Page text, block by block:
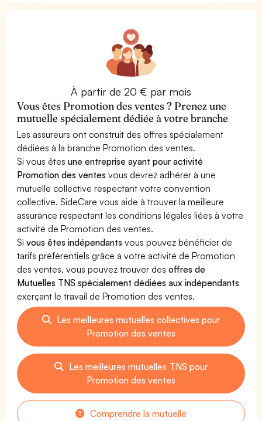
À partir de 20 € par mois
Vous êtes Promotion des ventes ? Prenez une
mutuelle spécialement dédiée à votre branche
Les assureurs ont construit des offres spécialement
dédiées à la branche Promotion des ventes.
Si vous êtesune entreprise ayant pour activité
Promotion des ventes vous devrez adhérer à une
mutuelle collective respectant votre convention
collective. SideCare vous aide à trouver la meilleure
assurance respectant les conditions légales liées à votre
activité de Promotion des ventes.
Sivous êtes indépendants vous pouvez bénéficier de
tarifs préférentiels grâce à votre activité de Promotion
des ventes, vous pouvez trouver desoffres de
Mutuelles TNS spécialement dédiées aux indépendants
exerçant le travail de Promotion des ventes.
Les meilleures mutuelles collectives pour
Promotion des ventes
Les meilleures mutuelles TNS pour
Promotion des ventes
Comprendre la mutuelle